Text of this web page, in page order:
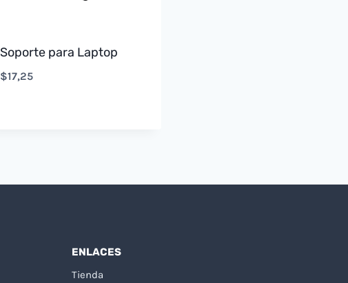
Soporte para Laptop
$17,25
ENLACES
Tienda